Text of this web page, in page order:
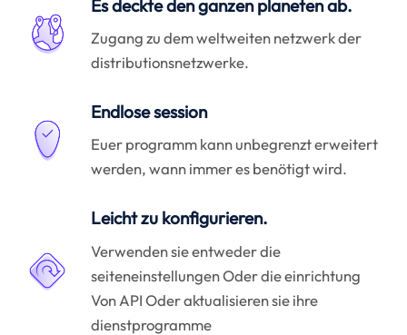
Es deckte den ganzen planeten ab.
Zugang zu dem weltweiten netzwerk der
distributionsnetzwerke.
Endlose session
Euer programm kann unbegrenzt erweitert
werden, wann immer es benötigt wird.
Leicht zu konfigurieren.
Verwenden sie entweder die
seiteneinstellungen Oder die einrichtung
Von API Oder aktualisieren sie ihre
dienstprogramme